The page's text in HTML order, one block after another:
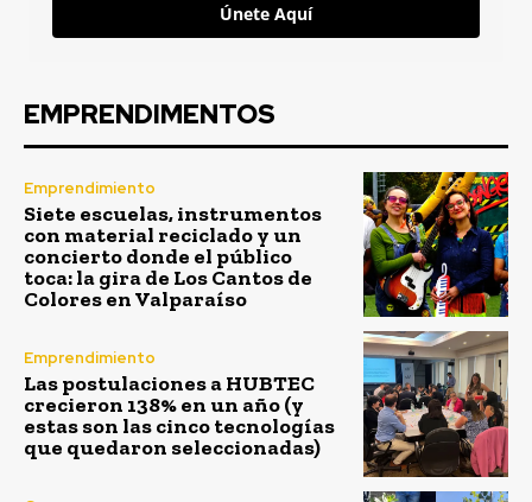
Únete Aquí
EMPRENDIMENTOS
Emprendimiento
Siete escuelas, instrumentos
con material reciclado y un
concierto donde el público
toca: la gira de Los Cantos de
Colores en Valparaíso
Emprendimiento
Las postulaciones a HUBTEC
crecieron 138% en un año (y
estas son las cinco tecnologías
que quedaron seleccionadas)